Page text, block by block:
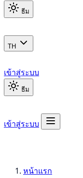
ธีม
TH
เข้าสู่ระบบ
ธีม
เข้าสู่ระบบ
หน้าแรก